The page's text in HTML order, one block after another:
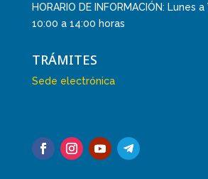
HORARIO DE INFORMACIÓN: Lunes
10:00 a 14:00 horas
TRÁMITES
Sede electrónica